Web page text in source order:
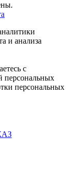
и анализа
с
персональных
персональных